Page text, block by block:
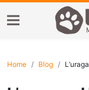
Home Blog L’uragano Harvey ha